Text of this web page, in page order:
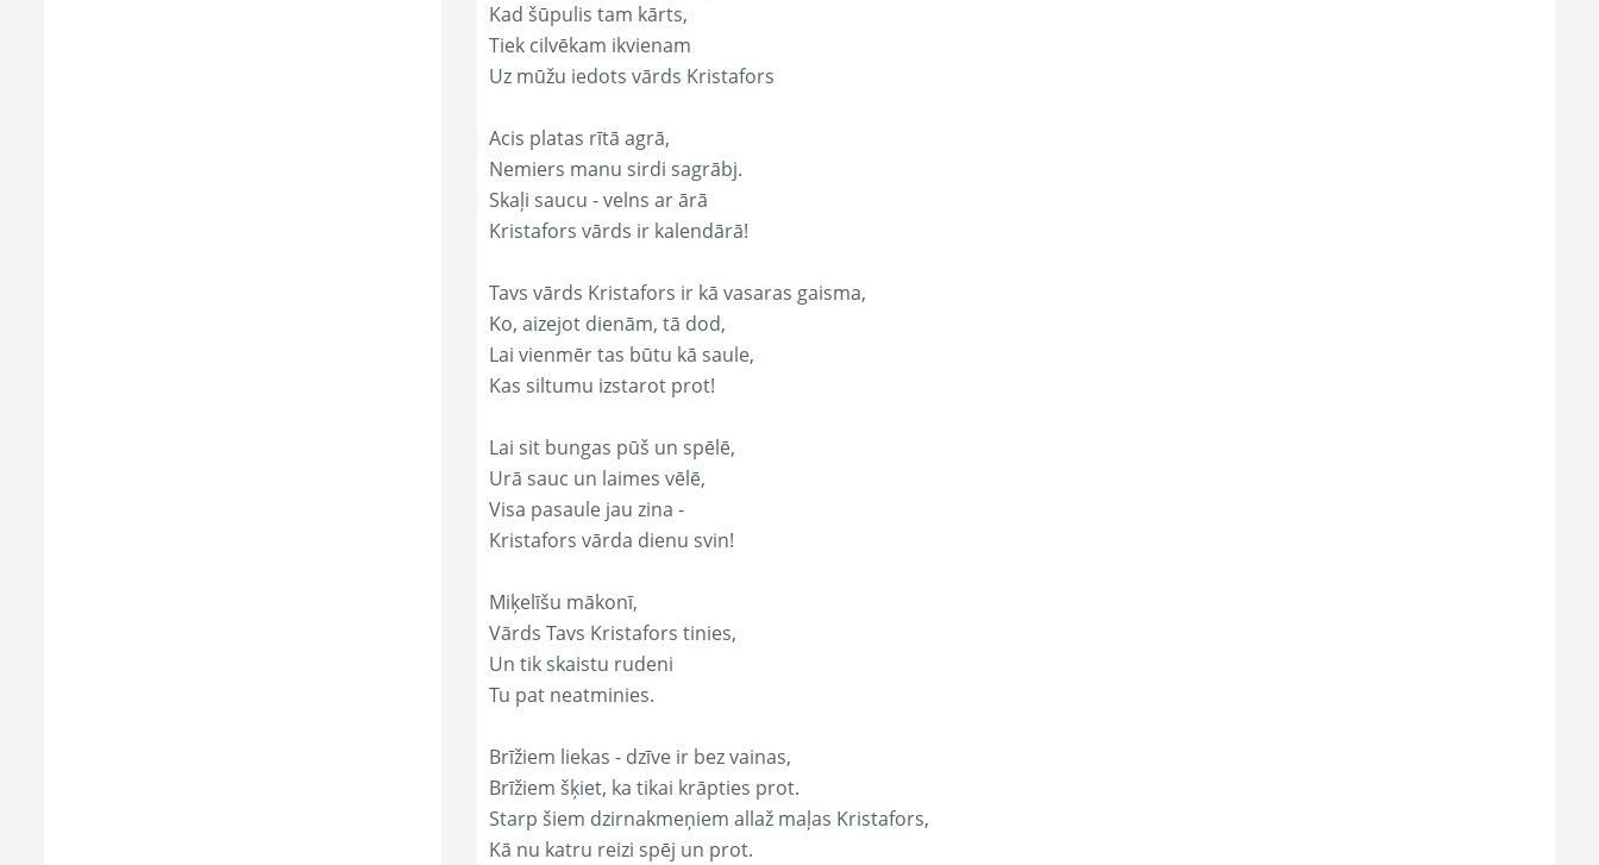
Kad šūpulis tam kārts,
Tiek cilvēkam ikvienam
Uz mūžu iedots vārds Kristafors
Acis platas rītā agrā,
Nemiers manu sirdi sagrābj.
Skaļi saucu - velns ar ārā
Kristafors vārds ir kalendārā!
Tavs vārds Kristafors ir kā vasaras gaisma,
Ko, aizejot dienām, tā dod,
Lai vienmēr tas būtu kā saule,
Kas siltumu izstarot prot!
Lai sit bungas pūš un spēlē,
Urā sauc un laimes vēlē,
Visa pasaule jau zina -
Kristafors vārda dienu svin!
Miķelīšu mākonī,
Vārds Tavs Kristafors tinies,
Un tik skaistu rudeni
Tu pat neatminies.
Brīžiem liekas - dzīve ir bez vainas,
Brīžiem šķiet, ka tikai krāpties prot.
Starp šiem dzirnakmeņiem allaž maļas Kristafors,
Kā nu katru reizi spēj un prot.